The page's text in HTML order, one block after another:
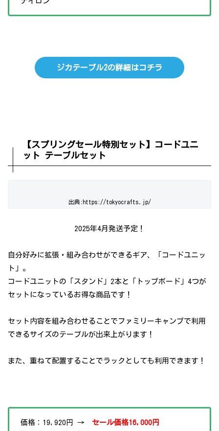
ジカテーブル2の詳細はコチラ
【スプリングセール特別セット】コードユニ
ット テーブルセット
出典:https://tokyocrafts.jp/
2025年4月発送予定！
自分好みに拡張・組み合わせができるギア、「コードユニッ
ト」。
コードユニットの「スタンド」2本と「トップボード」4つが
セットになっているお得な商品です！
セット内容を組み合わせることでファミリーキャンプで利用
できるサイズのテーブルが出来上がります！
また、重ねて配置することでラックとしても利用できます！
価格： 19,920円 → セール価格16,000円